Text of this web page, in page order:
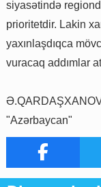
siyasətində
prioritetdir. Lakin
yaxınlaşdıqca
vuracaq addımlar
"Azərbaycan"